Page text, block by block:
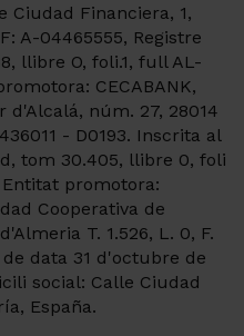
Ciudad Financiera, 1,
A-04465555, Registre
llibre O, foli.1, full AL-
CECABANK,
d'Alcalá, núm. 27, 28014
- D0193. Inscrita al
tom 30.405, llibre 0, foli
promotora:
Cooperativa de
T. 1.526, L. 0, F.
de data 31 d'octubre de
social: Calle Ciudad
España.